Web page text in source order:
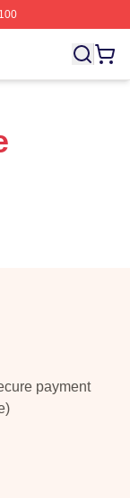
Coco Gauff
payment